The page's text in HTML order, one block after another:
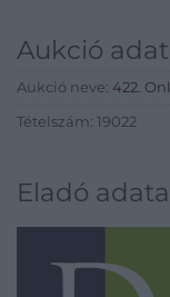
Aukció
Aukció neve: 422.
Tételszám: 19022
Eladó